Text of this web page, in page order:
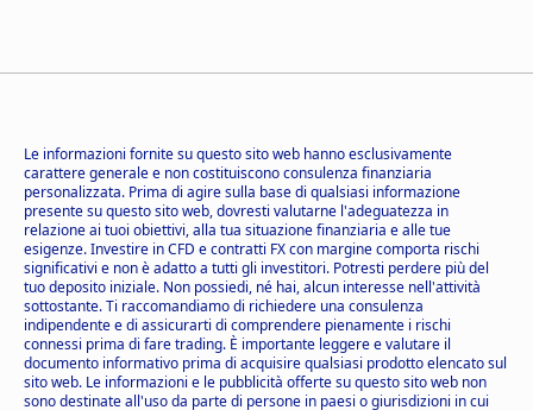
Le informazioni fornite su questo sito web hanno esclusivamente
carattere generale e non costituiscono consulenza finanziaria
personalizzata. Prima di agire sulla base di qualsiasi informazione
presente su questo sito web, dovresti valutarne l'adeguatezza in
relazione ai tuoi obiettivi, alla tua situazione finanziaria e alle tue
esigenze. Investire in CFD e contratti FX con margine comporta rischi
significativi e non è adatto a tutti gli investitori. Potresti perdere più del
tuo deposito iniziale. Non possiedi, né hai, alcun interesse nell'attività
sottostante. Ti raccomandiamo di richiedere una consulenza
indipendente e di assicurarti di comprendere pienamente i rischi
connessi prima di fare trading. È importante leggere e valutare il
documento informativo prima di acquisire qualsiasi prodotto elencato sul
sito web. Le informazioni e le pubblicità offerte su questo sito web non
sono destinate all'uso da parte di persone in paesi o giurisdizioni in cui